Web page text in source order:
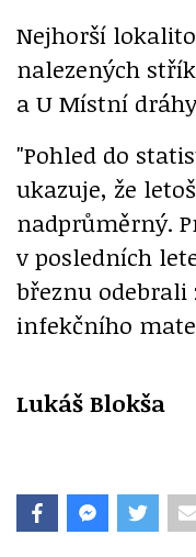
Nejhorší
nalezených
a U Místní
"Pohled do
ukazuje, že
nadprůměrný.
v posledních
březnu odebrali
infekčního
Lukáš Blokša